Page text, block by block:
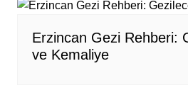
Erzincan Gezi Rehberi:
ve Kemaliye